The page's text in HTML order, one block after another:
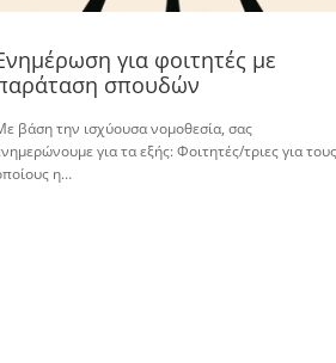
για φοιτητές με
σπουδών
βάση την ισχύουσα νομοθεσία, σας
για τα εξής: Φοιτητές/τριες για τους
η…